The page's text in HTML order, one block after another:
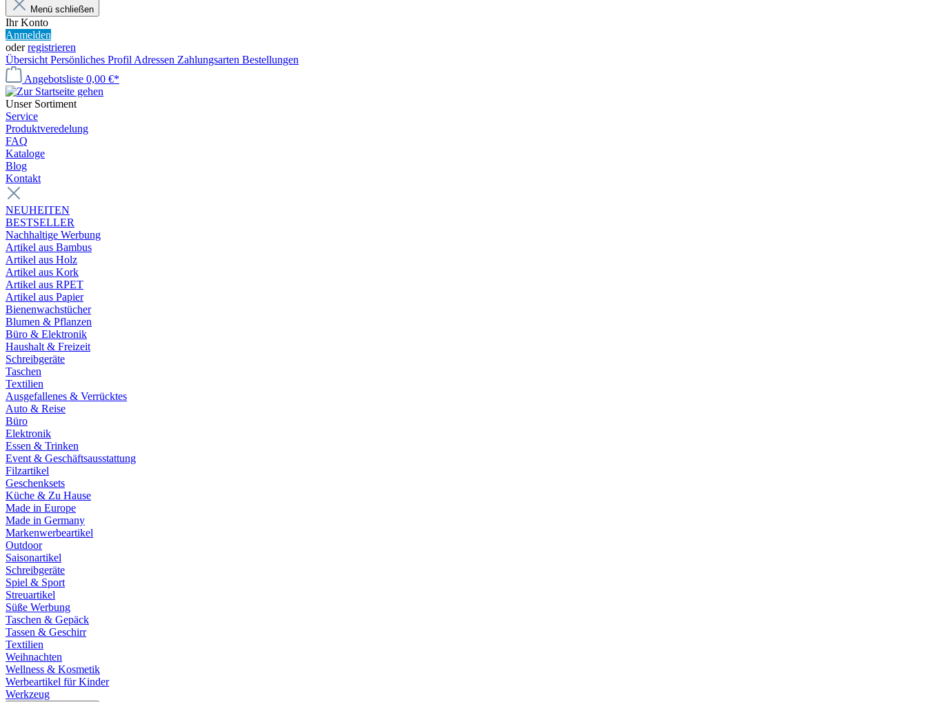
Menü schließen
Ihr Konto
Anmelden
oderregistrieren
Übersicht Persönliches Profil Adressen Zahlungsarten Bestellungen
Angebotsliste 0,00 €*
Unser Sortiment
Service
Produktveredelung
FAQ
Kataloge
Blog
Kontakt
NEUHEITEN
BESTSELLER
Nachhaltige Werbung
Artikel aus Bambus
Artikel aus Holz
Artikel aus Kork
Artikel aus RPET
Artikel aus Papier
Bienenwachstücher
Blumen & Pflanzen
Büro & Elektronik
Haushalt & Freizeit
Schreibgeräte
Taschen
Textilien
Ausgefallenes & Verrücktes
Auto & Reise
Büro
Elektronik
Essen & Trinken
Event & Geschäftsausstattung
Filzartikel
Geschenksets
Küche & Zu Hause
Made in Europe
Made in Germany
Markenwerbeartikel
Outdoor
Saisonartikel
Schreibgeräte
Spiel & Sport
Streuartikel
Süße Werbung
Taschen & Gepäck
Tassen & Geschirr
Textilien
Weihnachten
Wellness & Kosmetik
Werbeartikel für Kinder
Werkzeug